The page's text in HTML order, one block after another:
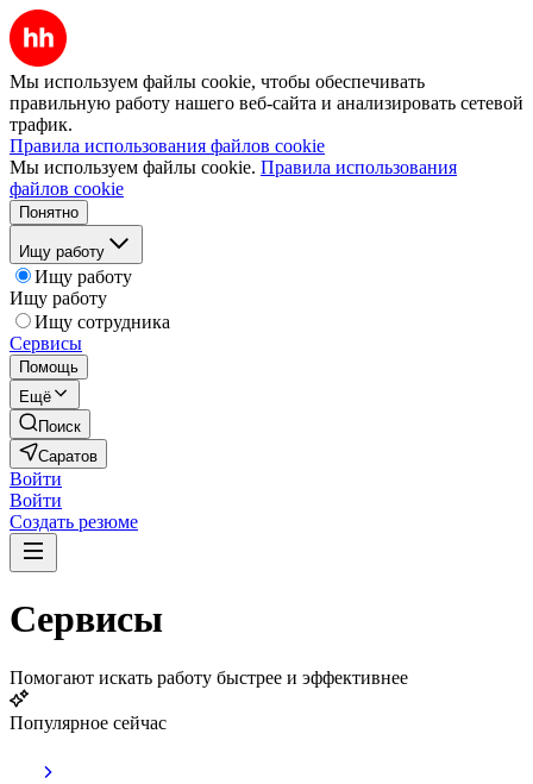
Мы используем файлы cookie, чтобы обеспечивать
правильную работу нашего веб-сайта и анализировать сетевой
трафик.
Правила использования файлов cookie
Мы используем файлы cookie. Правила использования
файлов cookie
Понятно
Ищу работу
Ищу работу
Ищу работу
Ищу сотрудника
Сервисы
Помощь
Ещё
Поиск
Саратов
Войти
Войти
Создать резюме
Сервисы
Помогают искать работу быстрее и эффективнее
Популярное сейчас